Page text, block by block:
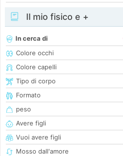
Il mio fisico e +
In cerca di
Colore occhi
Colore capelli
Tipo di corpo
Formato
peso
Avere figli
Vuoi avere figli
Mosso dall'amore